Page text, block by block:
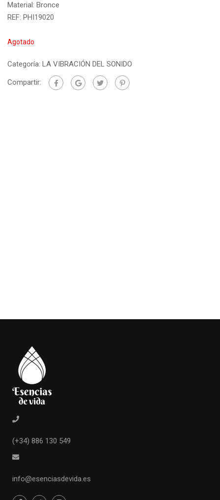
Material: Bronce
REF: PHI19020
Agotado
Categoría: LA VIBRACIÓN DEL SONIDO
Compartir:
(+34) 886 130 549
info@esenciasdevida.es